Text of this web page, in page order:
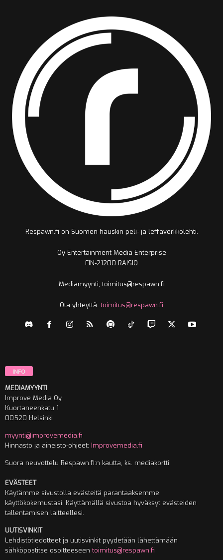
Respawn.fi on Suomen hauskin peli- ja leffaverkkolehti.
Oy Entertainment Media Enterprise
FIN-21200 RAISIO
Mediamyynti, toimitus@respawn.fi
Ota yhteyttä:toimitus@respawn.fi
INFO
MEDIAMYYNTI
Improve Media Oy
Kuortaneenkatu 1
00520 Helsinki
myynti@improvemedia.fi
Hinnasto ja aineisto-ohjeet: Improvemedia.fi
Suora neuvottelu Respawn.fi:n kautta, ks. mediakortti
EVÄSTEET
Käytämme sivustolla evästeitä parantaaksemme
käyttökokemustasi. Käyttämällä sivustoa hyväksyt evästeiden
tallentamisen laitteellesi.
UUTISVINKIT
Lehdistötiedotteet ja uutisvinkit pyydetään lähettämään
sähköpostitse osoitteeseentoimitus@respawn.fi